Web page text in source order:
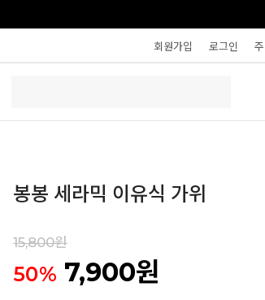
회원가입 로그인
봉봉 세라믹 이유식 가위
15,800원
50% 7,900원